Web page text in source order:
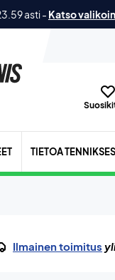
asti- Katso
TIETOA
Ilmainen toimitus